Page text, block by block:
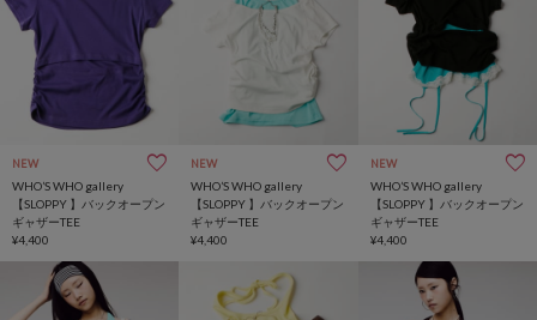
NEW
WHO’S WHO gallery
【SLOPPY 】バックオープン
ギャザーTEE
¥4,400
NEW
WHO’S WHO gallery
【SLOPPY 】バックオープン
ギャザーTEE
¥4,400
NEW
WHO’S WHO gallery
【SLOPPY 】バックオープン
ギャザーTEE
¥4,400